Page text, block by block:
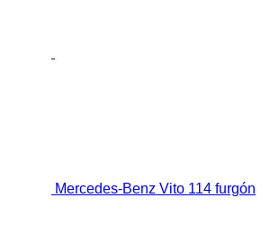
Mercedes-Benz Vito 114 furgón